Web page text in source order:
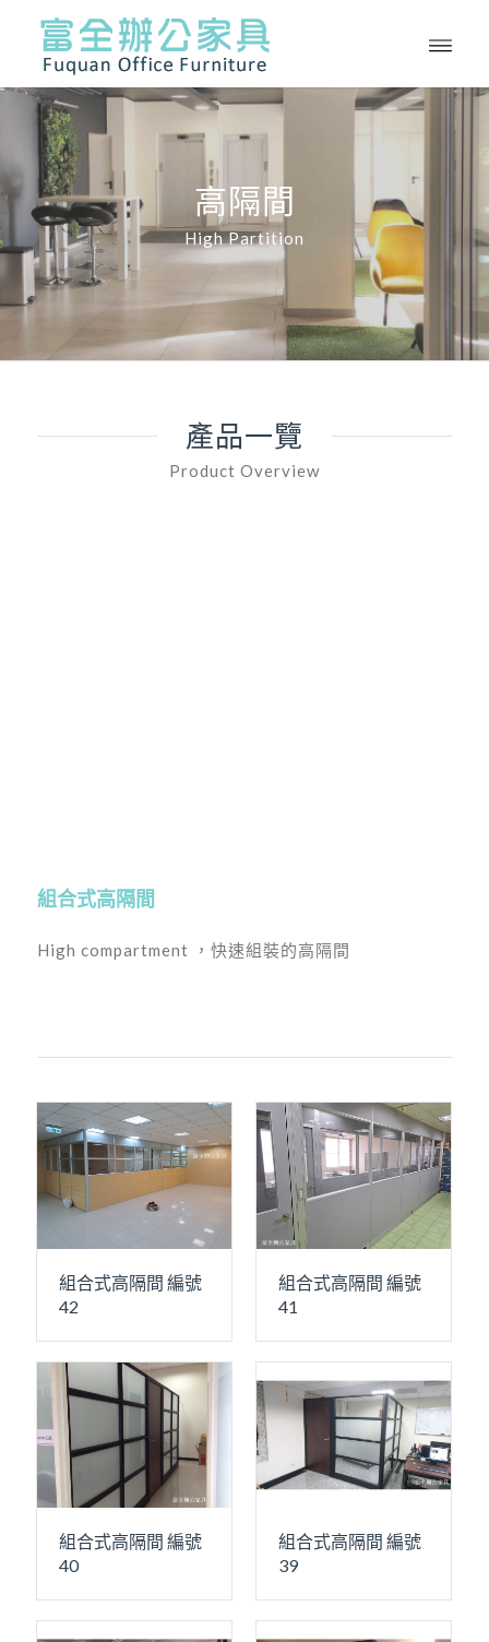
高隔間
High Partition
產品一覽
Product Overview
組合式高隔間
High compartment ，快速組裝的高隔間
組合式高隔間 編號
42
組合式高隔間 編號
41
組合式高隔間 編號
40
組合式高隔間 編號
39